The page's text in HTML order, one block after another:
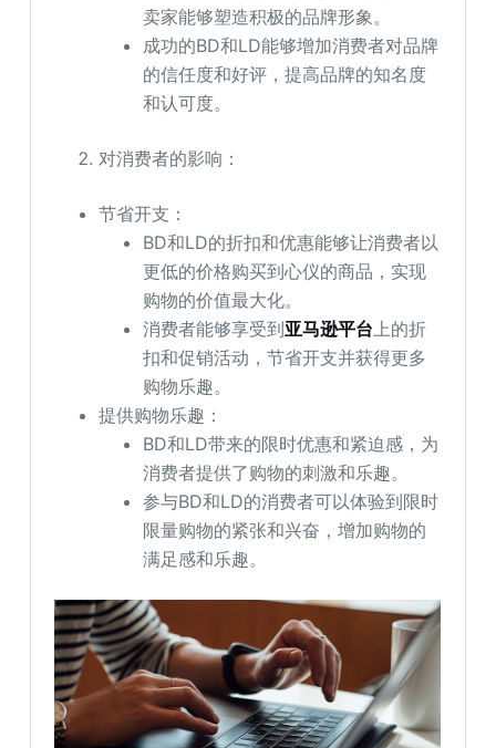
卖家能够塑造积极的品牌形象。
成功的BD和LD能够增加消费者对品牌
的信任度和好评，提高品牌的知名度
和认可度。
对消费者的影响：
节省开支：
BD和LD的折扣和优惠能够让消费者以
更低的价格购买到心仪的商品，实现
购物的价值最大化。
消费者能够享受到亚马逊平台 上的折
扣和促销活动，节省开支并获得更多
购物乐趣。
提供购物乐趣：
BD和LD带来的限时优惠和紧迫感，为
消费者提供了购物的刺激和乐趣。
参与BD和LD的消费者可以体验到限时
限量购物的紧张和兴奋，增加购物的
满足感和乐趣。